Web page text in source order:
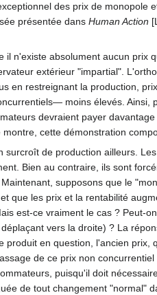
des prix de monopole
présentée dans Human Action
n'existe absolument aucun prix
extérieur "impartial".
en restreignant la production,
moins élevés. Ainsi,
devraient payer
cette démonstration
de production ailleurs.
Bien au contraire, ils sont
supposons que le
que les prix et la rentabilité
est-ce vraiment le cas ? Peut-
vers la droite) ? La
en question, l'ancien prix,
de ce prix non
puisqu'il doit
de tout changement "normal"